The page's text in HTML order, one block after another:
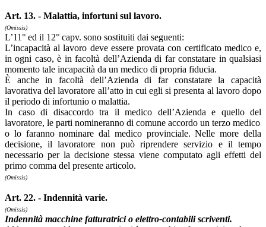
Art. 13. - Malattia, infortuni sul lavoro.
(Omissis)
L’11° ed il 12° capv. sono sostituiti dai seguenti:
L’incapacità al lavoro deve essere provata con certificato medico e,
in ogni caso, è in facoltà dell’Azienda di far constatare in qualsiasi
momento tale incapacità da un medico di propria fiducia.
È anche in facoltà dell’Azienda di far constatare la capacità
lavorativa del lavoratore all’atto in cui egli si presenta al lavoro dopo
il periodo di infortunio o malattia.
In caso di disaccordo tra il medico dell’Azienda e quello del
lavoratore, le parti nomineranno di comune accordo un terzo medico
o lo faranno nominare dal medico provinciale. Nelle more della
decisione, il lavoratore non può riprendere servizio e il tempo
necessario per la decisione stessa viene computato agli effetti del
primo comma del presente articolo.
(Omissis)
Art. 22. - Indennità varie.
(Omissis)
Indennità macchine fatturatrici o elettro-contabili scriventi.